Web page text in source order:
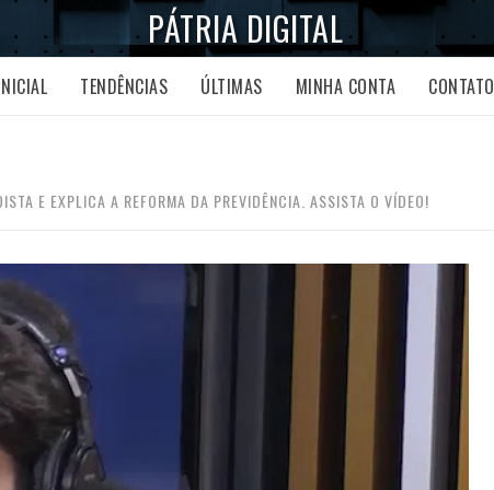
PÁTRIA DIGITAL
TENDÊNCIAS ÚLTIMAS MINHA CONTA CONTATO
E EXPLICA A REFORMA DA PREVIDÊNCIA. ASSISTA O VÍDEO!